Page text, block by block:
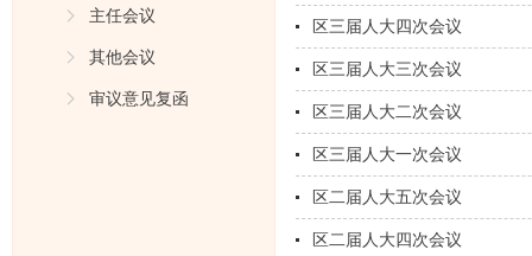
主任会议
其他会议
审议意见复函
区三届人大四次会议
区三届人大三次会议
区三届人大二次会议
区三届人大一次会议
区二届人大五次会议
区二届人大四次会议